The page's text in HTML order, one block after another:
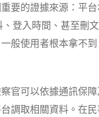
要的證據來源：平
登入時間、甚至刪
般使用者根本拿不
官可以依據通訊保
調取相關資料。在